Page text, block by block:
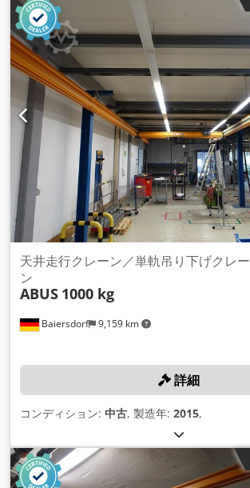
Baiersdorf 9,159 km
天井走行クレーン／単軌吊り下げクレー
ン
ABUS 1000 kg
詳細
コンディション: 中古, 製造年: 2015,